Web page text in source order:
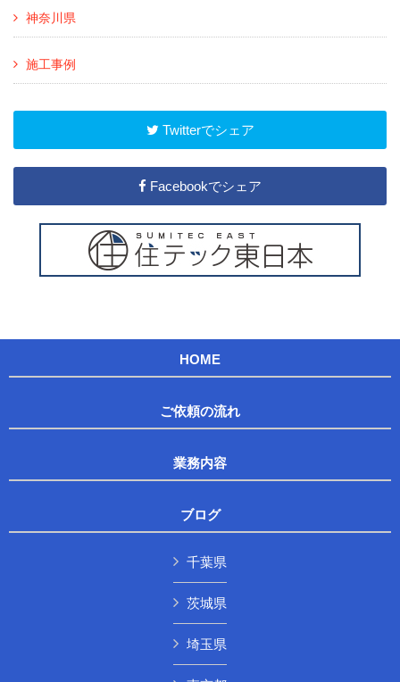
神奈川県
施工事例
Twitterでシェア
Facebookでシェア
HOME
ご依頼の流れ
業務内容
ブログ
千葉県
茨城県
埼玉県